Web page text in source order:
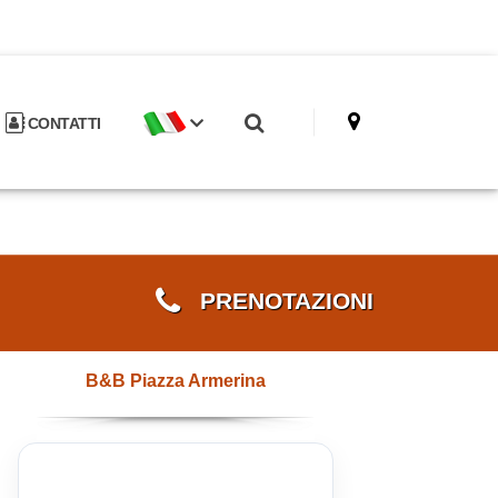
CONTATTI
PRENOTAZIONI
B&B Piazza Armerina